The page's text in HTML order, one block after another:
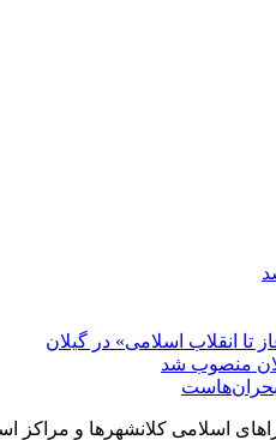
تا انقلاب اسلامی» در گیلان
منصوب شد
بحران‌هاست
اسلامی کلانشهرها و مراکز